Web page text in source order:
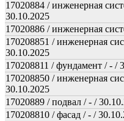
17020884 / инженерная
30.10.2025
17020886 / инженерная
170208851 / инженерная
30.10.2025
170208811 / фундамент / - /
170208850 / инженерная
30.10.2025
17020889 / подвал / - /
170208810 / фасад / - /